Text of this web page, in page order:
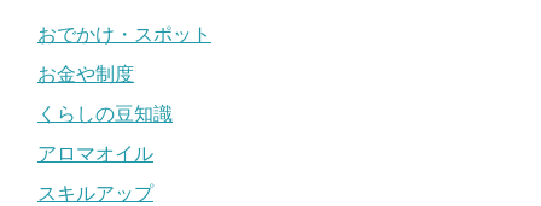
おでかけ・スポット
お金や制度
くらしの豆知識
アロマオイル
スキルアップ